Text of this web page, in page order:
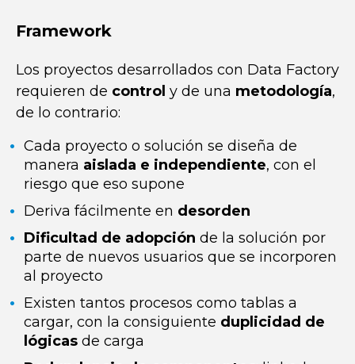
Framework
Los proyectos desarrollados con Data Factory
requieren de control y de una metodología,
de lo contrario:
Cada proyecto o solución se diseña de
manera aislada e independiente, con el
riesgo que eso supone
Deriva fácilmente en desorden
Dificultad de adopción de la solución por
parte de nuevos usuarios que se incorporen
al proyecto
Existen tantos procesos como tablas a
cargar, con la consiguiente duplicidad de
lógicasde carga